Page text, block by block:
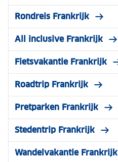
Rondreis Frankrijk
All inclusive Frankrijk
Fietsvakantie Frankrijk
Roadtrip Frankrijk
Pretparken Frankrijk
Stedentrip Frankrijk
Wandelvakantie Frankrijk